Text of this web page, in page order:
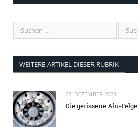
WEITERE ARTIKEL DIESER RUBRIK
22. DEZEMBER 2023
Die gerissene Alu-Felge